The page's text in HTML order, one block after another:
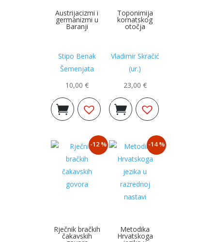
Austrijacizmi i
germanizmi u
Baranji
Stipo Benak
Šemenjata
10,00 €
Dodaj u
košaricu
Toponimija
kornatskog
otočja
Vladimir Skračić
(ur.)
23,00 €
Dodaj u
košaricu
-12 %
Rječnik bračkih
čakavskih
-14 %
Metodika
Hrvatskoga